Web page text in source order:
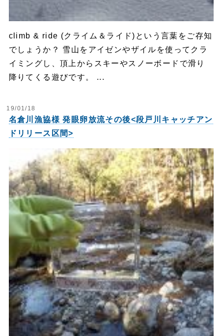
climb & ride (クライム＆ライド)という言葉をご存知
でしょうか？ 雪山をアイゼンやザイルを使ってクラ
イミングし、頂上からスキーやスノーボードで滑り
降りてくる遊びです。 ...
19/01/18
名倉川漁協様 発眼卵放流その後<段戸川キャッチアン
ドリリース区間>